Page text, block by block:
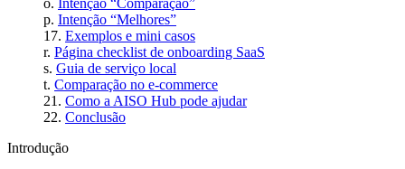
Intenção “Melhores”
Exemplos e mini casos
Página checklist de onboarding SaaS
Guia de serviço local
Comparação no e‑commerce
Como a AISO Hub pode ajudar
Conclusão
Introdução